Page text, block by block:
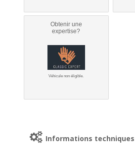
Obtenir une
expertise?
Véhicule non éligible.
Informations techniques